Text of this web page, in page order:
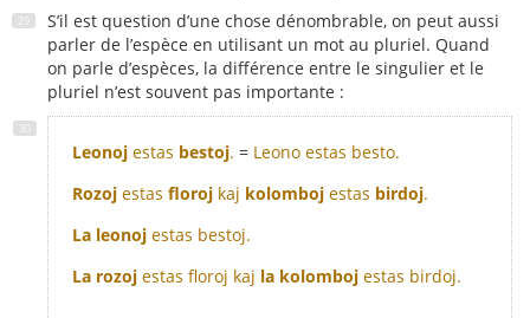
S’il est question d’une chose dénombrable, on peut aussi
parler de l’espèce en utilisant un mot au pluriel. Quand
on parle d’espèces, la différence entre le singulier et le
pluriel n’est souvent pas importante :
Leonoj estas bestoj. = Leono estas besto.
Rozoj estas floroj kaj kolomboj estas birdoj.
La leonoj estas bestoj.
La rozoj estas floroj kaj la kolomboj estas birdoj.